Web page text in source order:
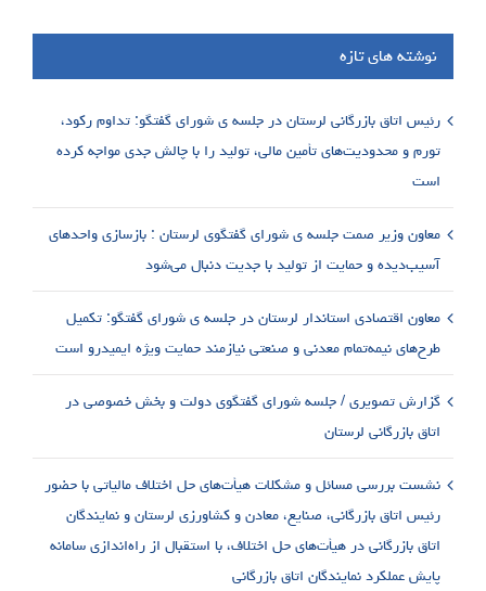
نوشته های تازه
رئیس اتاق بازرگانی لرستان در جلسه ی شورای گفتگو: تداوم رکود،
تورم و محدودیت‌های تأمین مالی، تولید را با چالش جدی مواجه کرده
است
معاون وزیر صمت جلسه ی شورای گفتگوی لرستان : بازسازی واحدهای
آسیب‌دیده و حمایت از تولید با جدیت دنبال می‌شود
معاون اقتصادی استاندار لرستان در جلسه ی شورای گفتگو: تکمیل
طرح‌های نیمه‌تمام معدنی و صنعتی نیازمند حمایت ویژه ایمیدرو است
گزارش تصویری / جلسه شورای گفتگوی دولت و بخش خصوصی در
اتاق بازرگانی لرستان
نشست بررسی مسائل و مشکلات هیأت‌های حل اختلاف مالیاتی با حضور
رئیس اتاق بازرگانی، صنایع، معادن و کشاورزی لرستان و نمایندگان
اتاق بازرگانی در هیأت‌های حل اختلاف، با استقبال از راه‌اندازی سامانه
پایش عملکرد نمایندگان اتاق بازرگانی